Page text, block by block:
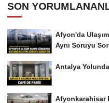
SON
Afyon'da
Aynı Soruyu
Antalya
Afyonkarahisar